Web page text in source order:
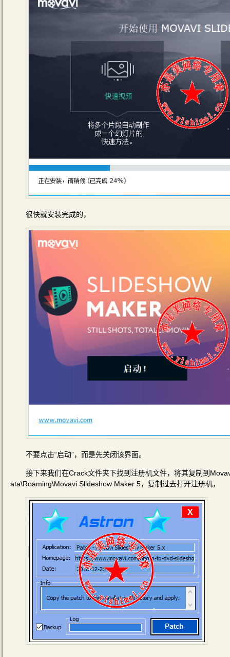
很快就安装完成的，
不要点击“启动”，而是先关闭该界面。
接下来我们在Crack文件夹下找到注册机文件，将其复制到
ata\Roaming\Movavi Slideshow Maker 5，复制过去打开注册机，